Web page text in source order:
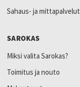
Sahaus- ja mittapalvelut
SAROKAS
Miksi valita Sarokas?
Toimitus ja nouto